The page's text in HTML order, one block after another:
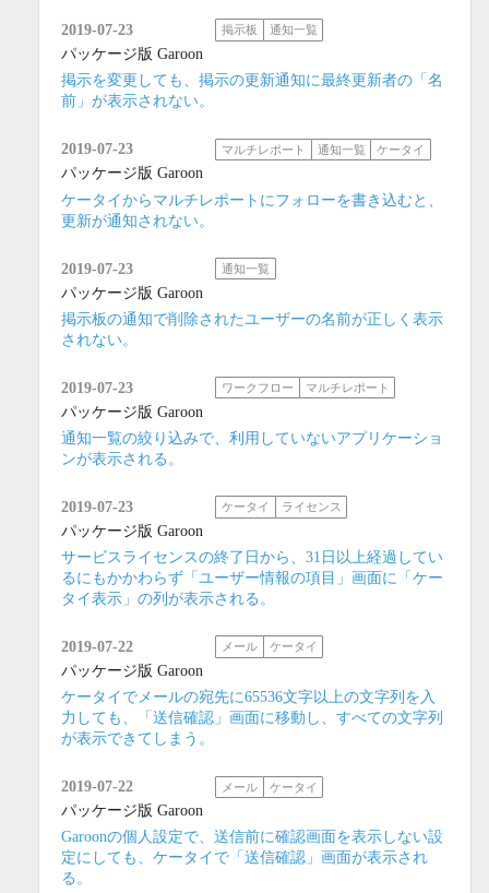
2019-07-23 掲示板 通知一覧
パッケージ版 Garoon
掲示を変更しても、掲示の更新通知に最終更新者の「名
前」が表示されない。
2019-07-23 マルチレポート 通知一覧 ケータイ
パッケージ版 Garoon
ケータイからマルチレポートにフォローを書き込むと、
更新が通知されない。
2019-07-23 通知一覧
パッケージ版 Garoon
掲示板の通知で削除されたユーザーの名前が正しく表示
されない。
2019-07-23 ワークフロー マルチレポート
パッケージ版 Garoon
通知一覧の絞り込みで、利用していないアプリケーショ
ンが表示される。
2019-07-23 ケータイ ライセンス
パッケージ版 Garoon
サービスライセンスの終了日から、31日以上経過してい
るにもかかわらず「ユーザー情報の項目」画面に「ケー
タイ表示」の列が表示される。
2019-07-22 メール ケータイ
パッケージ版 Garoon
ケータイでメールの宛先に65536文字以上の文字列を入
力しても、「送信確認」画面に移動し、すべての文字列
が表示できてしまう。
2019-07-22 メール ケータイ
パッケージ版 Garoon
Garoonの個人設定で、送信前に確認画面を表示しない設
定にしても、ケータイで「送信確認」画面が表示され
る。